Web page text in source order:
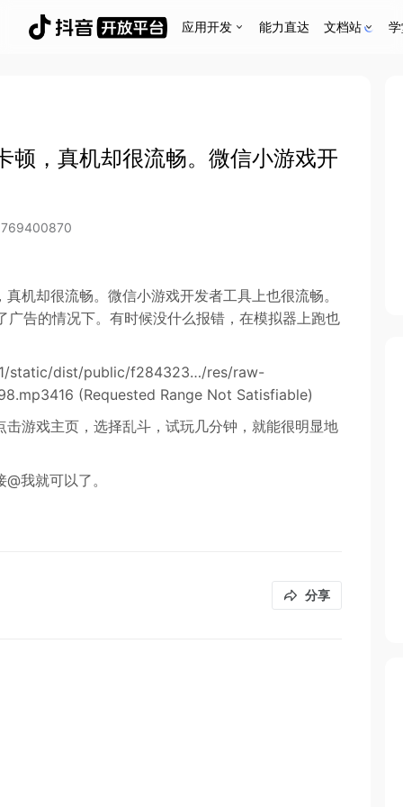
应用开发 能力直达 文档站
顿，真机却很流畅。微信小游戏开
机却很流畅。微信小游戏开发者工具上也很流畅。
告的情况下。有时候没什么报错，在模拟器上跑也
static/dist/public/f284323…/res/raw-
(Requested Range Not Satisfiable)
游戏主页，选择乱斗，试玩几分钟，就能很明显地
我就可以了。
分享